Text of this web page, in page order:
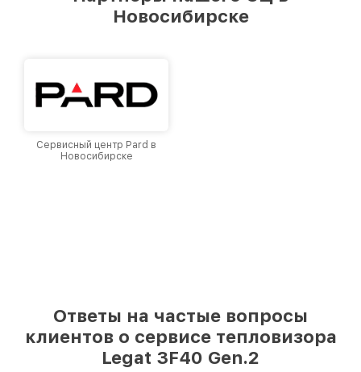
Новосибирске, постоянно повышая уровень
Новосибирске
Сервисный центр Pard в
Новосибирске
Ответы на частые вопросы
клиентов о сервисе тепловизора
Legat 3F40 Gen.2